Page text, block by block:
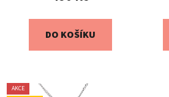
DO KOŠÍKU
AKCE